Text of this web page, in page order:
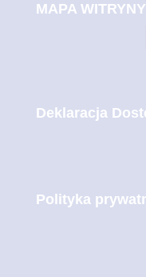
MAPA WITRYNY
Deklaracja
Polityka